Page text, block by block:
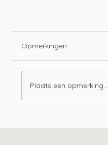
Opmerkingen
Plaats een opmerking...